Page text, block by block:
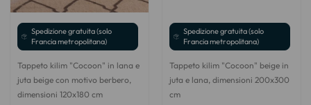
Spedizione gratuita (solo
Francia metropolitana)
Tappeto kilim "Cocoon" in lana e
juta beige con motivo berbero,
dimensioni 120x180 cm
Spedizione gratuita (solo
Francia metropolitana)
Tappeto kilim "Cocoon" beige in
juta e lana, dimensioni 200x300
cm